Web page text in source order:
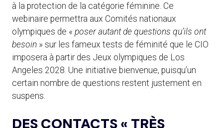
à la protection de la catégorie féminine. Ce
webinaire permettra aux Comités nationaux
olympiques de « poser autant de questions qu’ils ont
besoin » sur les fameux tests de féminité que le CIO
imposera à partir des Jeux olympiques de Los
Angeles 2028. Une initiative bienvenue, puisqu’un
certain nombre de questions restent justement en
suspens.
DES CONTACTS « TRÈS